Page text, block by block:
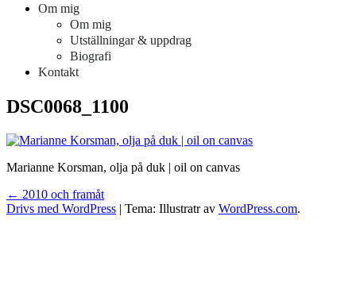
Om mig
Om mig
Utställningar & uppdrag
Biografi
Kontakt
DSC0068_1100
Marianne Korsman, olja på duk | oil on canvas
Inläggsnavigering
← 2010 och framåt
Drivs med WordPress | Tema: Illustratr av WordPress.com.